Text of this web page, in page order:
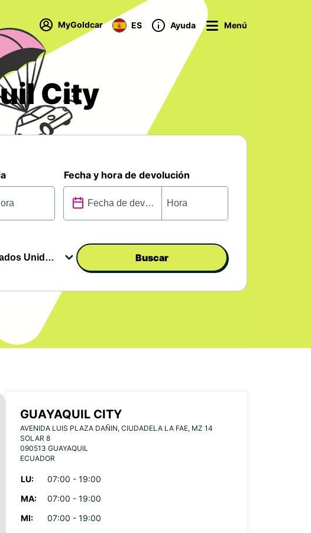
MyGoldcar ES Ayuda Menú
City
Fecha y hora de devolución
Buscar
GUAYAQUIL CITY
AVENIDA LUIS PLAZA DAÑIN, CIUDADELA LA FAE, MZ 14
SOLAR 8
090513 GUAYAQUIL
ECUADOR
LU:
07:00 - 19:00
MA:
07:00 - 19:00
MI:
07:00 - 19:00